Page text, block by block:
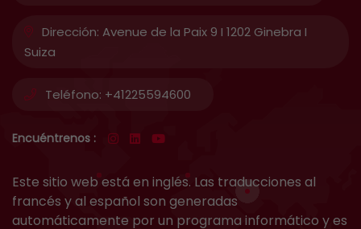
Dirección: Avenue de la Paix 9 I 1202 Ginebra I
Suiza
Teléfono: +41225594600
Encuéntrenos :
Este sitio web está en inglés. Las traducciones al
francés y al español son generadas
automáticamente por un programa informático y es